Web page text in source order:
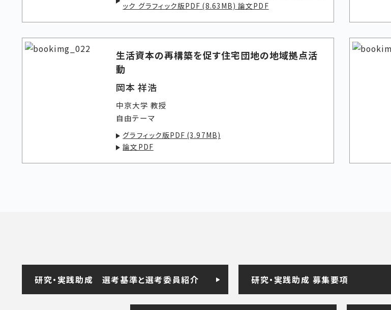
ック グラフィック版PDF (8.63MB) 論文PDF
生活資本の再構築を促す住宅団地の地域拠点活
動
岡本 祥浩
中京大学 教授
自由テーマ
グラフィック版PDF (3.97MB)
論文PDF
研究・実践助成 選考基準と選考委員紹介 研究・実践助成 募集要項